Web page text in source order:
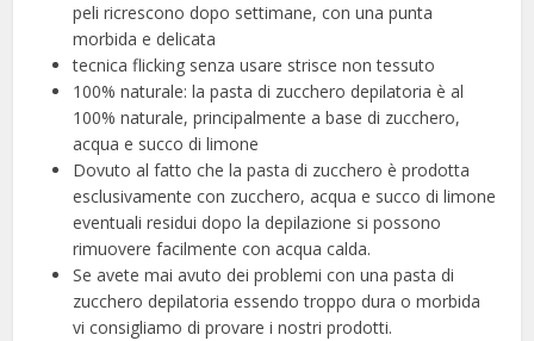
peli ricrescono dopo settimane, con una punta
morbida e delicata
tecnica flicking senza usare strisce non tessuto
100% naturale: la pasta di zucchero depilatoria è al
100% naturale, principalmente a base di zucchero,
acqua e succo di limone
Dovuto al fatto che la pasta di zucchero è prodotta
esclusivamente con zucchero, acqua e succo di limone
eventuali residui dopo la depilazione si possono
rimuovere facilmente con acqua calda.
Se avete mai avuto dei problemi con una pasta di
zucchero depilatoria essendo troppo dura o morbida
vi consigliamo di provare i nostri prodotti.